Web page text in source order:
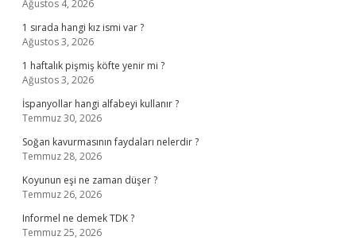
Ağustos 4, 2026
1 sırada hangi kız ismi var ?
Ağustos 3, 2026
1 haftalık pişmiş köfte yenir mi ?
Ağustos 3, 2026
İspanyollar hangi alfabeyi kullanır ?
Temmuz 30, 2026
Soğan kavurmasının faydaları nelerdir ?
Temmuz 28, 2026
Koyunun eşi ne zaman düşer ?
Temmuz 26, 2026
Informel ne demek TDK ?
Temmuz 25, 2026